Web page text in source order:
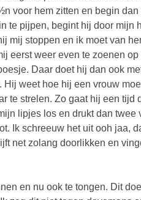
voor hem zitten en begin
te pijpen, begint hij door mijn
mij stoppen en ik moet van
eerst weer even te zoenen
Daar doet hij dan ook
weet hoe hij een vrouw
te strelen. Zo gaat hij een tijd
lipjes los en drukt dan twee
Ik schreeuw het uit ooh jaa,
net zolang doorlikken en
en nu ook te tongen. Dit